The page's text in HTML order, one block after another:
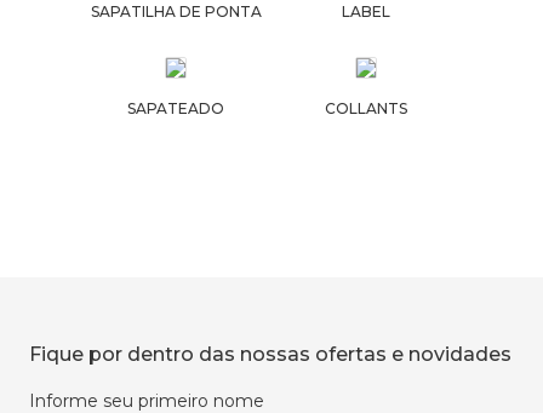
SAPATILHA DE PONTA LABEL
SAPATEADO COLLANTS
Fique por dentro das nossas ofertas e novidades
Informe seu primeiro nome